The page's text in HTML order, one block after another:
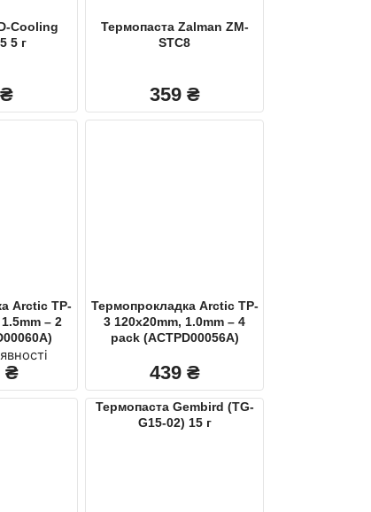
Cooling
5 г
₴
Термопаста Zalman ZM-
STC8
359 ₴
Arctic TP-
– 2
₴
Термопрокладка Arctic TP-
3 120x20mm, 1.0mm – 4
pack (ACTPD00056A)
439 ₴
Термопаста Gembird (TG-
G15-02) 15 г